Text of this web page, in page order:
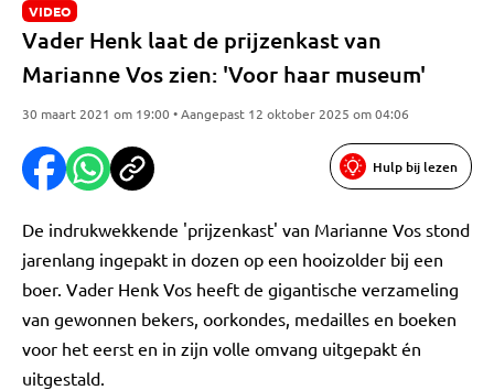
VIDEO
Vader Henk laat de prijzenkast van
Marianne Vos zien: 'Voor haar museum'
30 maart 2021 om 19:00 • Aangepast 12 oktober 2025 om 04:06
Hulp bij lezen
De indrukwekkende 'prijzenkast' van Marianne Vos stond
jarenlang ingepakt in dozen op een hooizolder bij een
boer. Vader Henk Vos heeft de gigantische verzameling
van gewonnen bekers, oorkondes, medailles en boeken
voor het eerst en in zijn volle omvang uitgepakt én
uitgestald.